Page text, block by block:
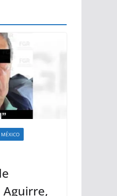
MÉXICO